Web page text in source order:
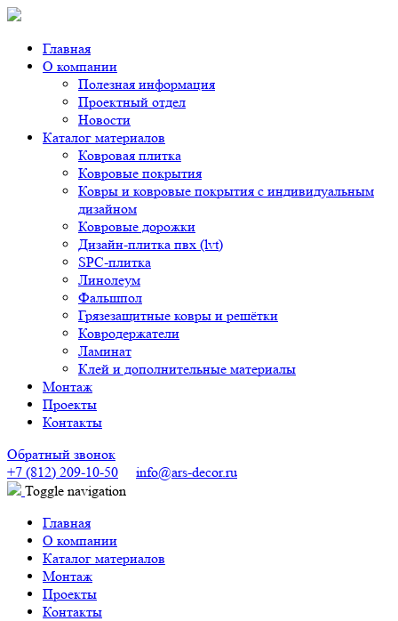
Главная
О компании
Полезная информация
Проектный отдел
Новости
Каталог материалов
Ковровая плитка
Ковровые покрытия
Ковры и ковровые покрытия с индивидуальным
дизайном
Ковровые дорожки
Дизайн-плитка пвх (lvt)
SPC-плитка
Линолеум
Фальшпол
Грязезащитные ковры и решётки
Ковродержатели
Ламинат
Клей и дополнительные материалы
Монтаж
Проекты
Контакты
Обратный звонок
+7 (812) 209-10-50
info@ars-decor.ru
Toggle navigation
Главная
О компании
Каталог материалов
Монтаж
Проекты
Контакты